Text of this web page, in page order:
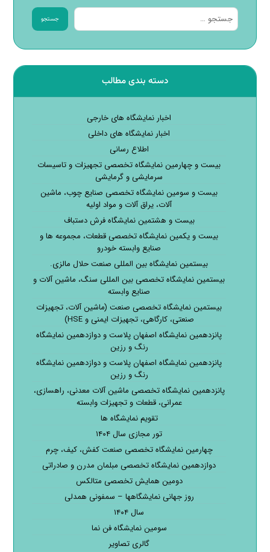
دسته بندی مطالب
اخبار نمایشگاه های خارجی
اخبار نمایشگاه های داخلی
اطلاع رسانی
بیست و چهارمین نمایشگاه تخصصی تجهیزات و تاسیسات
سرمایشی و گرمایشی
بیست و سومین نمایشگاه تخصصی صنایع چوب، ماشین
آلات، یراق آلات و مواد اولیه
بیست و هشتمین نمایشگاه فرش دستباف
بیست و یکمین نمایشگاه تخصصی قطعات، مجموعه ها و
صنایع وابسته خودرو
بیستمین نمایشگاه بین المللی صنعت حلال مالزی.
بیستمین نمایشگاه تخصصی بین المللی سنگ، ماشین آلات و
صنایع وابسته
بیستمین نمایشگاه تخصصی صنعت (ماشین آلات، تجهیزات
صنعتی، کارگاهی، تجهیزات ایمنی و HSE)
پانزدهمین نمایشگاه اصفهان پلاست و دوازدهمین نمایشگاه
رنگ و رزین
پانزدهمین نمایشگاه اصفهان پلاست و دوازدهمین نمایشگاه
رنگ و رزین
پانزدهمین نمایشگاه تخصصی ماشین آلات معدنی، راهسازی،
عمرانی، قطعات و تجهیزات وابسته
تقویم نمایشگاه ها
تور مجازی سال ۱۴۰۴
چهارمین نمایشگاه تخصصی صنعت کفش، کیف، چرم
دوازدهمین نمایشگاه تخصصی مبلمان مدرن و صادراتی
دومین همایش تخصصی متالکس
روز جهانی نمایشگاهها – سمفونی همدلی
سال ۱۴۰۴
سومین نمایشگاه فن نما
گالری تصاویر